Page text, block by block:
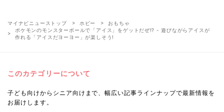
マイナビニューストップ ホビー
おもちゃ
ポケモンのモンスターボールで「アイス」をゲットだぜ⁉ - 遊びながらアイスが
作れる「アイスだヨーヨー」が楽しそう!
このカテゴリーについて
子ども向けからシニア向けまで、幅広い記事ラインナップで最新情報を
お届けします。